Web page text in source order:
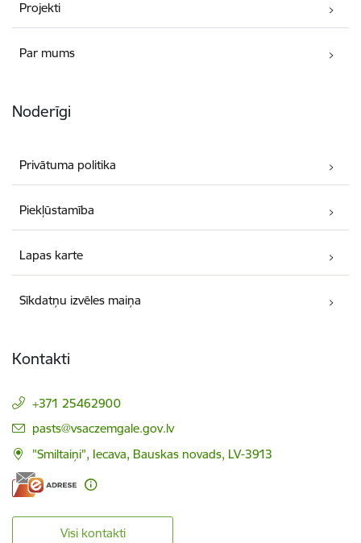
Projekti
Par mums
Noderīgi
Privātuma politika
Piekļūstamība
Lapas karte
Sīkdatņu izvēles maiņa
Kontakti
+371 25462900
E-pasts:
pasts@vsaczemgale.gov.lv
"Smiltaiņi", Iecava, Bauskas novads, LV-3913
Visi kontakti